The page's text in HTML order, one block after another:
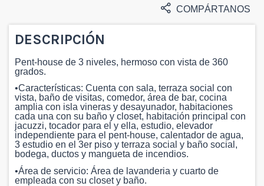
COMPÁRTANOS
DESCRIPCIÓN
Pent-house de 3 niveles, hermoso con vista de 360
grados.
•Características: Cuenta con sala, terraza social con
vista, baño de visitas, comedor, área de bar, cocina
amplia con isla vineras y desayunador, habitaciones
cada una con su baño y closet, habitación principal con
jacuzzi, tocador para el y ella, estudio, elevador
independiente para el pent-house, calentador de agua,
3 estudio en el 3er piso y terraza social y baño social,
bodega, ductos y mangueta de incendios.
•Área de servicio: Área de lavanderia y cuarto de
empleada con su closet y baño.